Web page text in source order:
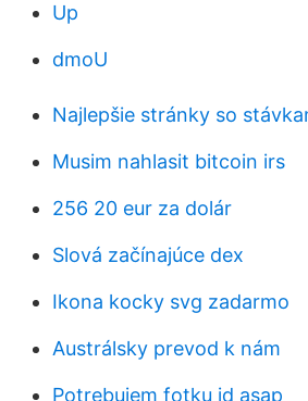
Up
dmoU
Najlepšie stránky so
Musim nahlasit bitcoin irs
256 20 eur za dolár
Slová začínajúce dex
Ikona kocky svg zadarmo
Austrálsky prevod k nám
Potrebujem fotku id asap